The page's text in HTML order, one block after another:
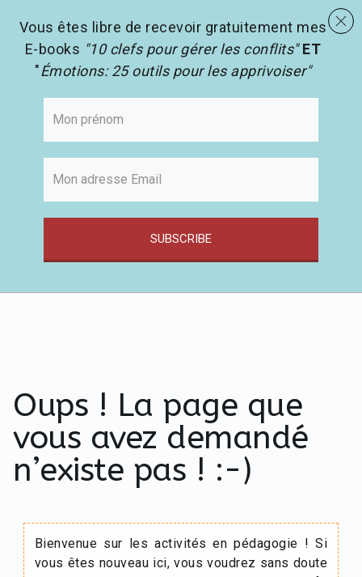
menu Les activités en pédagogie search
Oups ! La page que
vous avez demandé
n’existe pas ! :-)
Bienvenue sur les activités en pédagogie ! Si
vous êtes nouveau ici, vous voudrez sans doute
Vous êtes libre de recevoir gratuitement mes
E-books "10 clefs pour gérer les conflits" ET
"Émotions: 25 outils pour les apprivoiser"
SUBSCRIBE